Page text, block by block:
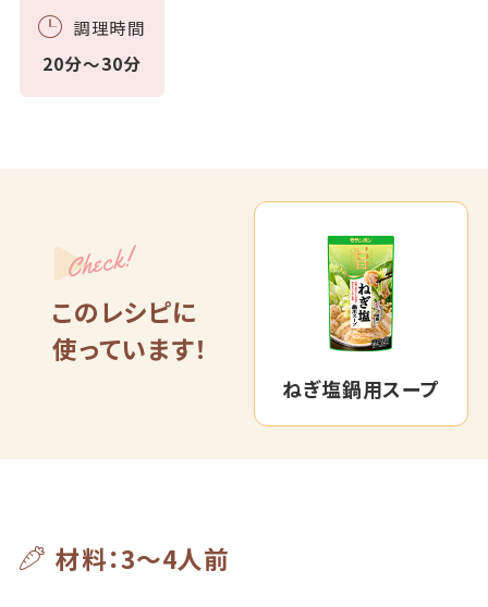
調理時間
20分～30分
Check!
このレシピに
使っています！
ねぎ塩鍋用スープ
材料：3～4人前